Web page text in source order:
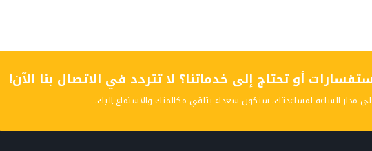
أو تحتاج إلى خدماتنا؟ لا تتردد في الاتصال بنا الآن!
مدار الساعة لمساعدتك. سنكون سعداء بتلقي مكالمتك والاستماع إليك.